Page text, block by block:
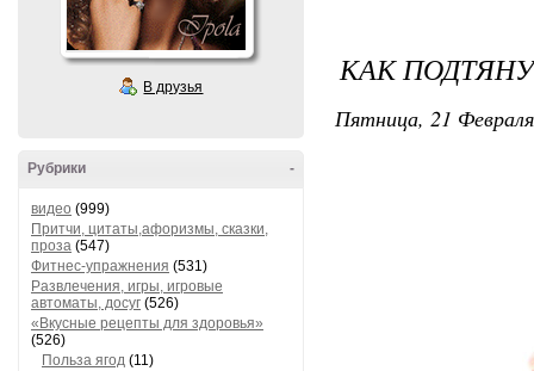
В друзья
-
Рубрики
видео (999)
Притчи, цитаты,афоризмы, сказки,
проза (547)
Фитнес-упражнения (531)
Развлечения, игры, игровые
автоматы, досуг (526)
«Вкусные рецепты для здоровья»
(526)
Польза ягод (11)
КАК
Пятница, 21